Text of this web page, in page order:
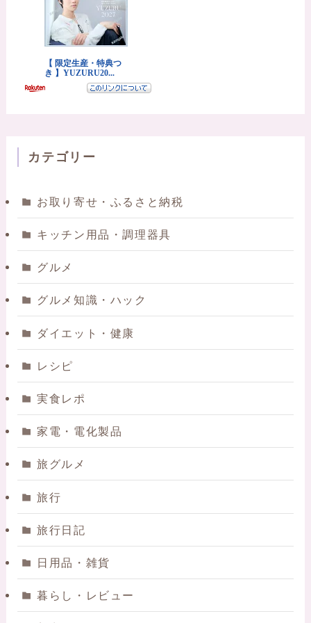
カテゴリー
お取り寄せ・ふるさと納税
キッチン用品・調理器具
グルメ
グルメ知識・ハック
ダイエット・健康
レシピ
実食レポ
家電・電化製品
旅グルメ
旅行
旅行日記
日用品・雑貨
暮らし・レビュー